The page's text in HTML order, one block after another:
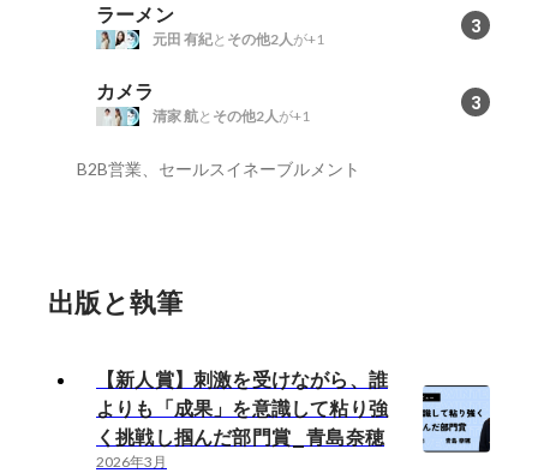
ラーメン 3
元田 有紀と その他2人が+1
カメラ 3
清家 航と その他2人が+1
B2B営業、セールスイネーブルメント
出版と執筆
【新人賞】刺激を受けながら、誰
よりも「成果」を意識して粘り強
く挑戦し掴んだ部門賞_青島奈穂
2026年3月